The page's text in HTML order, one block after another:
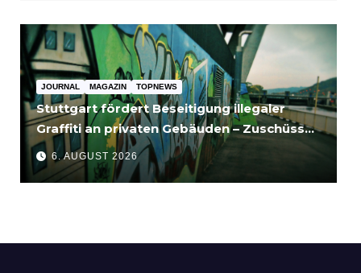
JOURNAL MAGAZIN TOPNEWS
Stuttgart fördert Beseitigung illegaler
Graffiti an privaten Gebäuden – Zuschüsse
bis 3.500 Euro
6. AUGUST 2026